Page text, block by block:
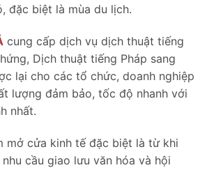
đặc biệt là mùa du lịch.
cung cấp dịch vụ dịch thuật tiếng
Dịch thuật tiếng Pháp sang
lại cho các tổ chức, doanh nghiệp
lượng đảm bảo, tốc độ nhanh với
nhất.
mở cửa kinh tế đặc biệt là từ khi
cầu giao lưu văn hóa và hội